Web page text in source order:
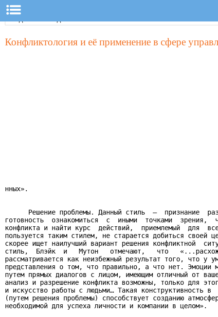
Конфликтология и её применение в сфере
нных».
Решение проблемы. Данный стиль  —  признание
готовность  ознакомиться  с  иными  точками  зрения,
конфликта и найти курс  действий,  приемлемый  для
пользуется таким стилем, не старается добиться своей
скорее ищет наилучший вариант решения конфликтной
стиль,  Блэйк  и   Мутон   отмечают,   что
рассматривается как неизбежный результат того, что у
представления о том, что правильно, а что нет. Эмоции
путем прямых диалогов с лицом, имеющим отличный от
анализ и разрешение конфликта возможны, только для
и искусство работы с людьми… Такая конструктивность в
(путем решения проблемы) способствует созданию
необходимой для успеха личности и компании в целом».